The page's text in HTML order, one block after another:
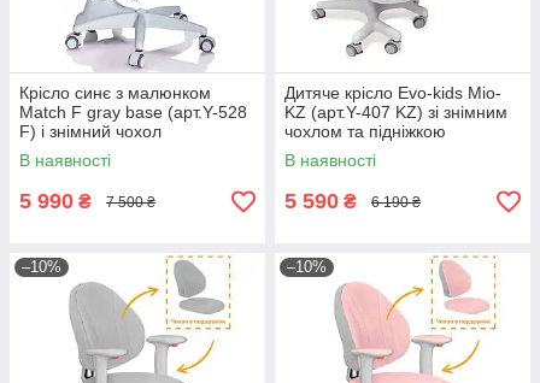
Крісло синє з малюнком
Match F gray base (арт.Y-528
F) і знімний чохол
В наявності
5 990 ₴ 7 500 ₴
Дитяче крісло Evo-kids Mio-
KZ (арт.Y-407 KZ) зі знімним
чохлом та підніжкою
В наявності
5 590 ₴ 6 190 ₴
–10% –10%